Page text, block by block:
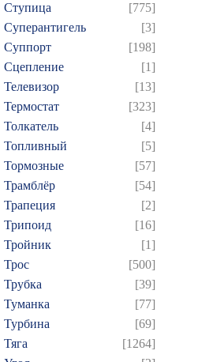
Ступица
[775]
Суперантигель
[3]
Суппорт
[198]
Сцепление
[1]
Телевизор
[13]
Термостат
[323]
Толкатель
[4]
Топливный
[5]
Тормозные
[57]
Трамблёр
[54]
Трапеция
[2]
Трипоид
[16]
Тройник
[1]
Трос
[500]
Трубка
[39]
Туманка
[77]
Турбина
[69]
Тяга
[1264]